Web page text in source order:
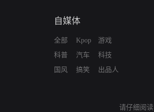
自媒体
全部
科普
国风
Kpop
汽车
搞笑
游戏
科技
出品人
请仔细阅读